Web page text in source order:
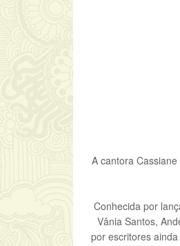
A cantora
Conhecida por
Vânia Santos,
por escritores